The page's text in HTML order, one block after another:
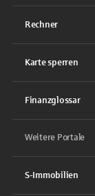
Rechner
Karte sperren
Finanzglossar
Weitere Portale
S-Immobilien